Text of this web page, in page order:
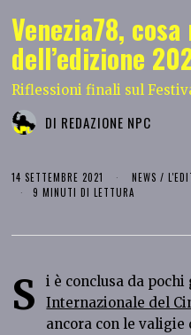
Venezia78,
dell’edizione
Riflessioni finali sul
DI REDAZIONE NPC
14 SETTEMBRE 2021 NEWS /
9 MINUTI DI LETTURA
S i è conclusa da
Internazionale del
ancora con le